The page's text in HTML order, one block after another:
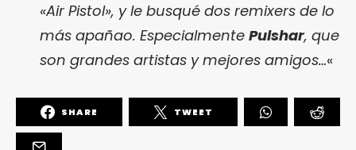
«Air Pistol», y le busqué dos remixers de lo
más apañao. Especialmente Pulshar, que
son grandes artistas y mejores amigos…«
SHARE TWEET